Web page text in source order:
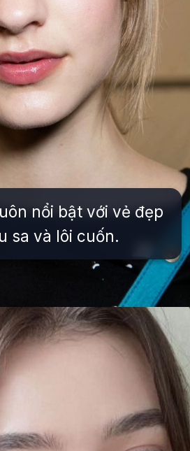
nổi bật với vẻ đẹp
sa và lôi cuốn.
gai-tay-xinh